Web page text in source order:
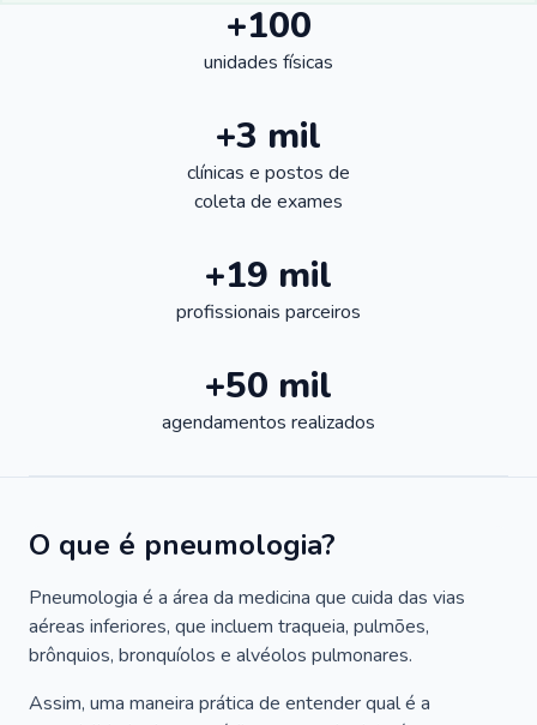
+100
unidades físicas
+3 mil
clínicas e postos de
coleta de exames
+19 mil
profissionais parceiros
+50 mil
agendamentos realizados
O que é pneumologia?
Pneumologia é a área da medicina que cuida das vias
aéreas inferiores, que incluem traqueia, pulmões,
brônquios, bronquíolos e alvéolos pulmonares.
Assim, uma maneira prática de entender qual é a